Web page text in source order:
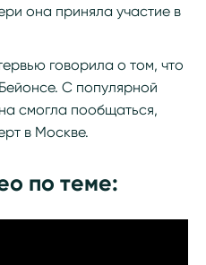
она приняла участие в
говорила о том, что
С популярной
смогла пообщаться,
в Москве.
по теме: